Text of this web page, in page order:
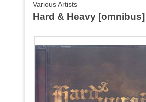
Various Artists
Hard & Heavy [omnibus]